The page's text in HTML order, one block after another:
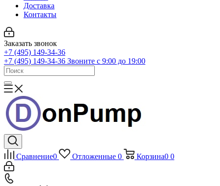
Доставка
Контакты
Заказать звонок
+7 (495) 149-34-36
+7 (495) 149-34-36 Звоните с 9:00 до 19:00
Сравнение0 Отложенные 0 Корзина0 0